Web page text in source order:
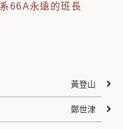
66A永遠的班長
黃登山
鄭世津